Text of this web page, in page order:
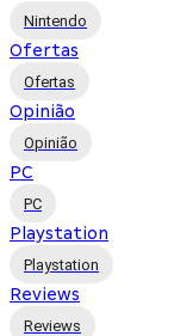
Nintendo
Ofertas
Ofertas
Opinião
Opinião
PC
PC
Playstation
Playstation
Reviews
Reviews